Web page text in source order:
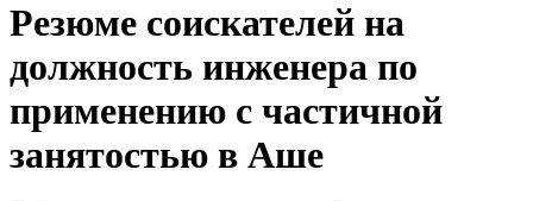
Резюме соискателей на
должность инженера по
применению с частичной
занятостью в Аше